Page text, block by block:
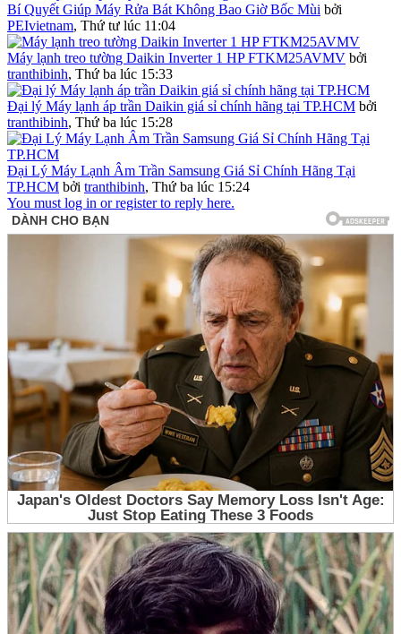
Bí Quyết Giúp Máy Rửa Bát Không Bao Giờ Bốc Mùi bởi
PEIvietnam, Thứ tư lúc 11:04
Máy lạnh treo tường Daikin Inverter 1 HP FTKM25AVMV bởi
tranthibinh, Thứ ba lúc 15:33
Đại lý Máy lạnh áp trần Daikin giá sỉ chính hãng tại TP.HCM bởi
tranthibinh, Thứ ba lúc 15:28
Đại Lý Máy Lạnh Âm Trần Samsung Giá Sỉ Chính Hãng Tại
TP.HCM bởi tranthibinh, Thứ ba lúc 15:24
You must log in or register to reply here.